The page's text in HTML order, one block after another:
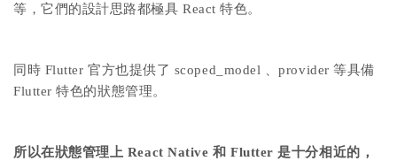
等，它們的設計思路都極具 React 特色。
同時 Flutter 官方也提供了 scoped_model 、provider 等具備
Flutter 特色的狀態管理。
所以在狀態管理上 React Native 和 Flutter 是十分相近的，